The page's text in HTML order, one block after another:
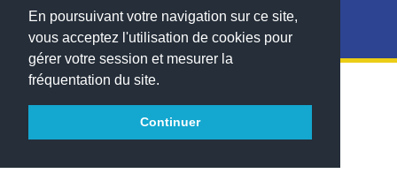
En poursuivant votre navigation sur ce site,
vous acceptez l'utilisation de cookies pour
gérer votre session et mesurer la
fréquentation du site.
Continuer